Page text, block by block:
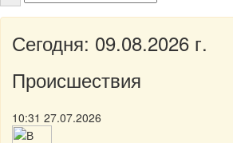
Сегодня: 09.08.2026 г.
Происшествия
10:31 27.07.2026